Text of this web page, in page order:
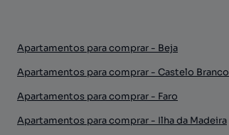
Apartamentos para comprar - Beja
Apartamentos para comprar - Castelo Branco
Apartamentos para comprar - Faro
Apartamentos para comprar - Ilha da Madeira